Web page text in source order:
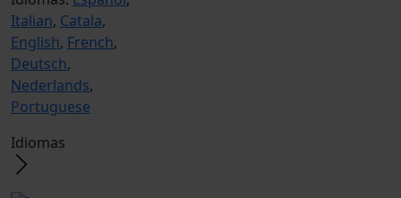
Italian, Catala,
English, French,
Deutsch,
Nederlands,
Portuguese
Idiomas